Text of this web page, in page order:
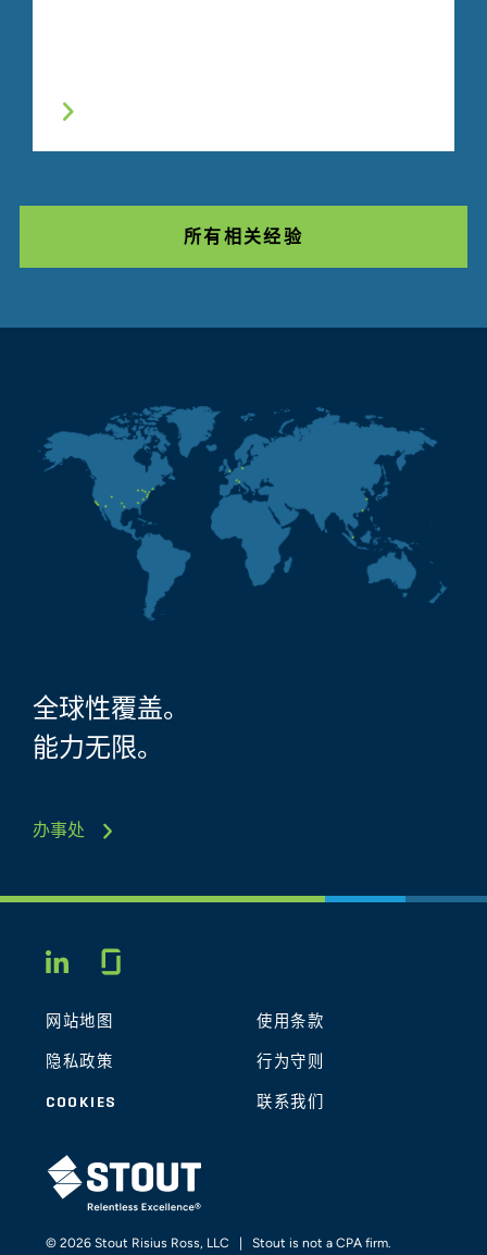
所有相关经验
全球性覆盖。
能力无限。
办事处
LINKEDIN
网站地图 使用条款
隐私政策 行为守则
COOKIES 联系我们
STOUT LOGO
© 2026 Stout Risius Ross, LLC | Stout is not a CPA firm.